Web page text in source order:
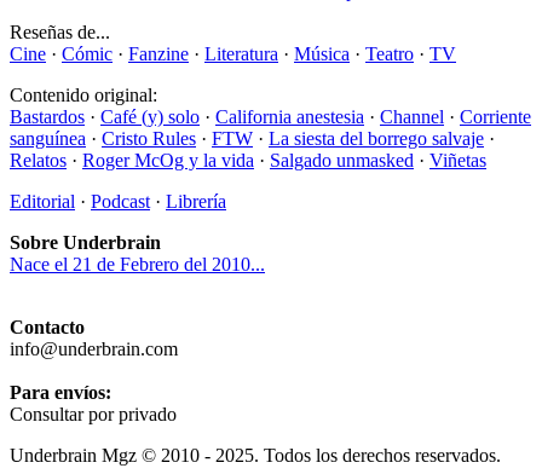
Reseñas de...
Cine · Cómic · Fanzine · Literatura · Música · Teatro · TV
Contenido original:
Bastardos · Café (y) solo · California anestesia · Channel · Corriente
sanguínea · Cristo Rules · FTW · La siesta del borrego salvaje ·
Relatos · Roger McOg y la vida · Salgado unmasked · Viñetas
Editorial · Podcast · Librería
Sobre Underbrain
Nace el 21 de Febrero del 2010...
Contacto
info@underbrain.com
Para envíos:
Consultar por privado
Underbrain Mgz © 2010 - 2025. Todos los derechos reservados.